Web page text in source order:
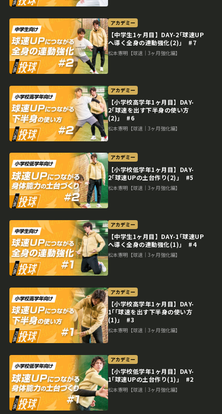
アカデミー
【中学生1ヶ月目】DAY-2｢球速UP
へ導く全身の連動強化(2)｣ #7
松本憲明【球速｜3ヶ月強化編】
アカデミー
【小学校高学年1ヶ月目】DAY-
2｢球速を出す下半身の使い方
(2)｣ #6
松本憲明【球速｜3ヶ月強化編】
アカデミー
【小学校低学年1ヶ月目】DAY-
2｢球速UPの土台作り(2)｣ #5
松本憲明【球速｜3ヶ月強化編】
アカデミー
【中学生1ヶ月目】DAY-1｢球速UP
へ導く全身の連動強化(1)｣ #4
松本憲明【球速｜3ヶ月強化編】
アカデミー
【小学校高学年1ヶ月目】DAY-
1｢｢球速を出す下半身の使い方
(1)｣ #3
松本憲明【球速｜3ヶ月強化編】
アカデミー
【小学校低学年1ヶ月目】DAY-
1｢球速UPの土台作り(1)｣ #2
松本憲明【球速｜3ヶ月強化編】